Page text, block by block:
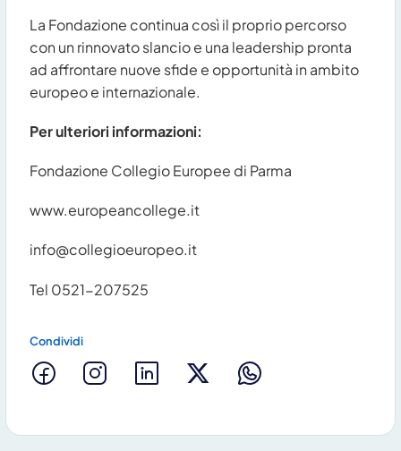
La Fondazione continua così il proprio percorso
con un rinnovato slancio e una leadership pronta
ad affrontare nuove sfide e opportunità in ambito
europeo e internazionale.
Per ulteriori informazioni:
Fondazione Collegio Europee di Parma
www.europeancollege.it
info@collegioeuropeo.it
Tel 0521-207525
Condividi